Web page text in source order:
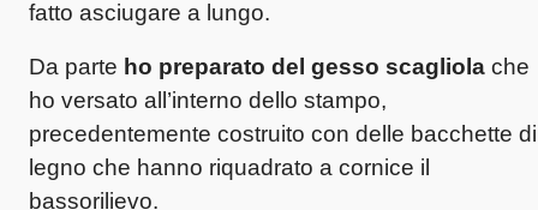
fatto asciugare a lungo.
Da parte ho preparato del gesso scagliola che
ho versato all’interno dello stampo,
precedentemente costruito con delle bacchette di
legno che hanno riquadrato a cornice il
bassorilievo.